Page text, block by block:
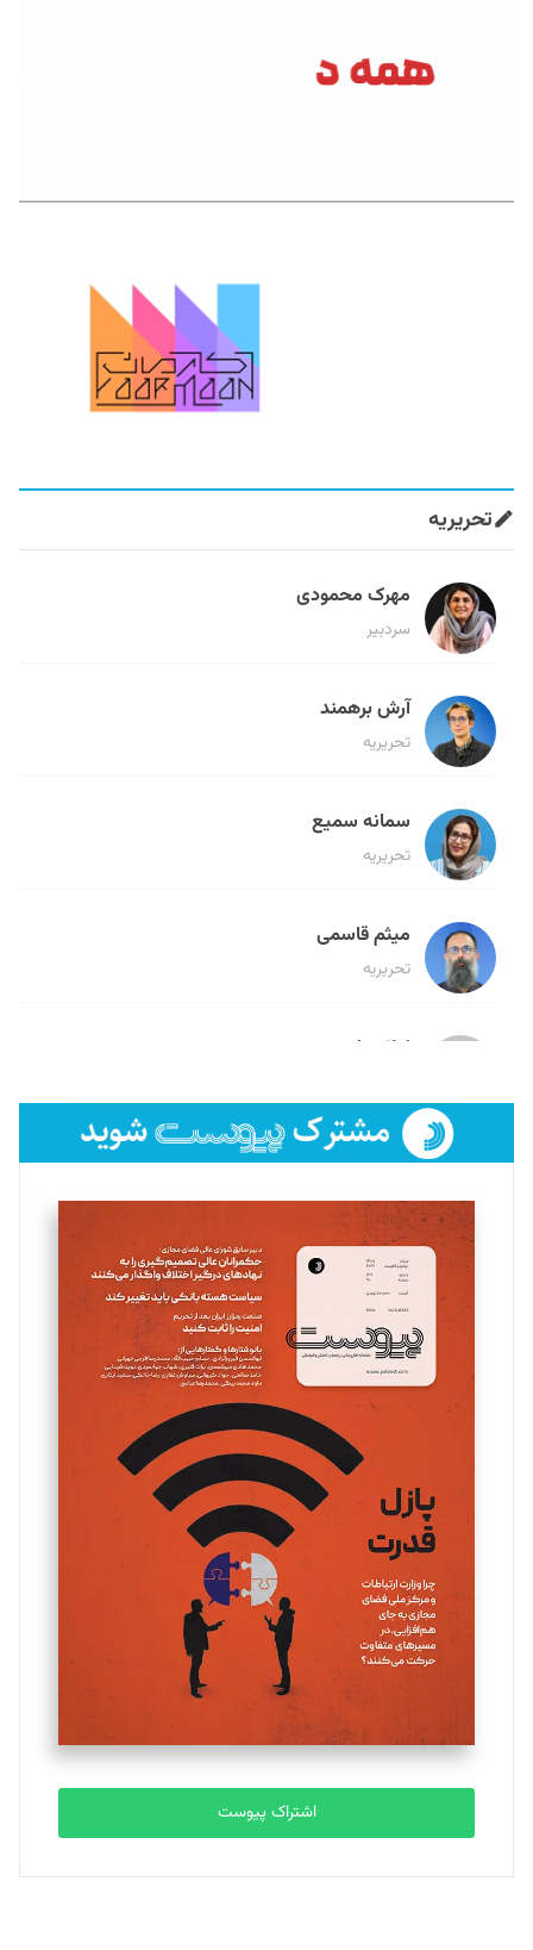
تحریریه
مهرک محمودی
سردبیر
آرش برهمند
تحریریه
سمانه سمیع
تحریریه
میثم قاسمی
تحریریه
لیلا حنارود
فائزه فتحی رستمی
تحریریه
سروش کرمیان
تحریریه
مینا پاکدل
یسنا امان‌پور
تحریریه
ملینا جعفری
تحریریه
مصطفی مسجدی آرانی
تحریریه
بابک نقاش
تحریریه
اشتراک پیوست